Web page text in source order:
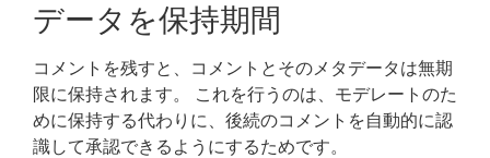
データを保持期間
コメントを残すと、コメントとそのメタデータは無期
限に保持されます。 これを行うのは、モデレートのた
めに保持する代わりに、後続のコメントを自動的に認
識して承認できるようにするためです。